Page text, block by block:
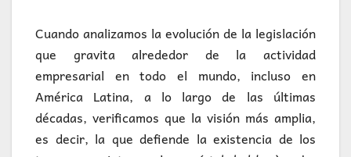
Cuando analizamos la evolución de la legislación
que gravita alrededor de la actividad
empresarial en todo el mundo, incluso en
América Latina, a lo largo de las últimas
décadas, verificamos que la visión más amplia,
es decir, la que defiende la existencia de los